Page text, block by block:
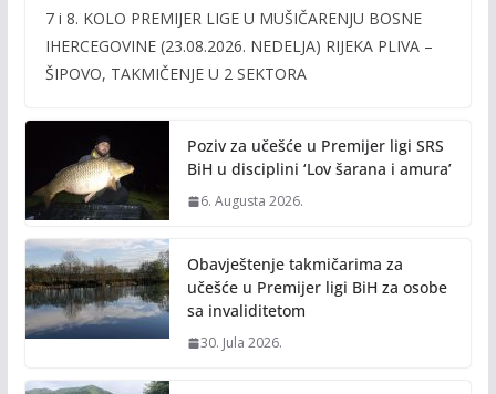
e
b
o
k
itt
er
ai
l
p
y
n
k
7 i 8. KOLO PREMIJER LIGE U MUŠIČARENJU BOSNE
IHERCEGOVINE (23.08.2026. NEDELJA) RIJEKA PLIVA –
ŠIPOVO, TAKMIČENJE U 2 SEKTORA
Poziv za učešće u Premijer ligi SRS
BiH u disciplini ‘Lov šarana i amura’
6. Augusta 2026.
Obavještenje takmičarima za
učešće u Premijer ligi BiH za osobe
sa invaliditetom
30. Jula 2026.